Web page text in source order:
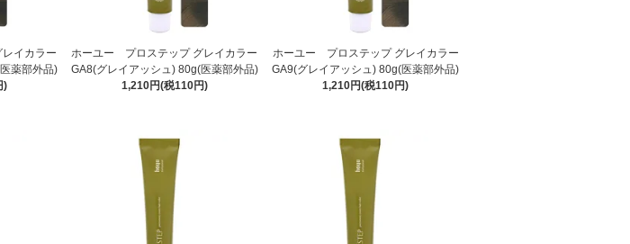
イカラー
薬部外品)
)
ホーユー プロステップ グレイカラー
GA8(グレイアッシュ) 80g(医薬部外品)
1,210円(税110円)
ホーユー プロステップ グレイカラー
GA9(グレイアッシュ) 80g(医薬部外品)
1,210円(税110円)